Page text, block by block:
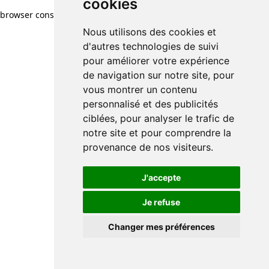
cookies
Nous utilisons des cookies et
d'autres technologies de suivi
pour améliorer votre expérience
de navigation sur notre site, pour
vous montrer un contenu
personnalisé et des publicités
ciblées, pour analyser le trafic de
notre site et pour comprendre la
provenance de nos visiteurs.
J'accepte
Je refuse
Changer mes préférences
browser console for more information)